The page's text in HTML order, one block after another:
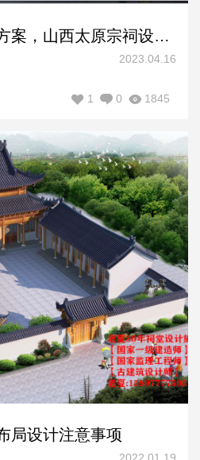
山西祠堂设计图纸方案，山西太原宗祠设计效果图纸
2023.04.16
1845
0
1
局设计注意事项